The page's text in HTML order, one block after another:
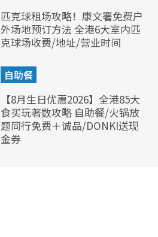
匹克球租场攻略！康文署免费户
外场地预订方法 全港6大室内匹
克球场收费/地址/营业时间
自助餐
【8月生日优惠2026】全港85大
食买玩著数攻略 自助餐/火锅放
题同行免费＋诚品/DONKI送现
金券